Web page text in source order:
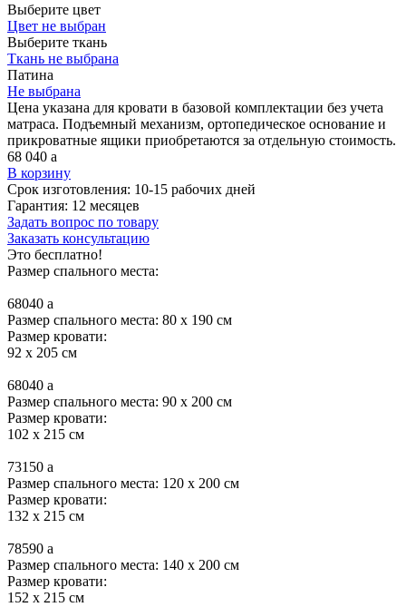
Выберите цвет
Цвет не выбран
Выберите ткань
Ткань не выбрана
Патина
Не выбрана
Цена указана для кровати в базовой комплектации без учета
матраса. Подъемный механизм, ортопедическое основание и
прикроватные ящики приобретаются за отдельную стоимость.
68 040 a
В корзину
Срок изготовления: 10-15 рабочих дней
Гарантия: 12 месяцев
Задать вопрос по товару
Заказать консультацию
Это бесплатно!
Размер спального места:
68040 a
Размер спального места: 80 x 190 см
Размер кровати:
92 x 205 см
68040 a
Размер спального места: 90 x 200 см
Размер кровати:
102 x 215 см
73150 a
Размер спального места: 120 x 200 см
Размер кровати:
132 x 215 см
78590 a
Размер спального места: 140 x 200 см
Размер кровати:
152 x 215 см